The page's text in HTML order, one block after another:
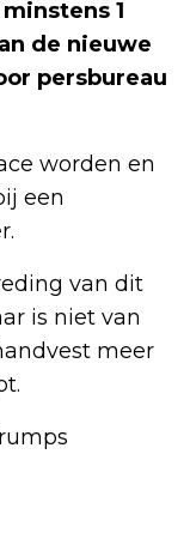
1
de nieuwe
persbureau
worden en
een
van dit
is niet van
meer